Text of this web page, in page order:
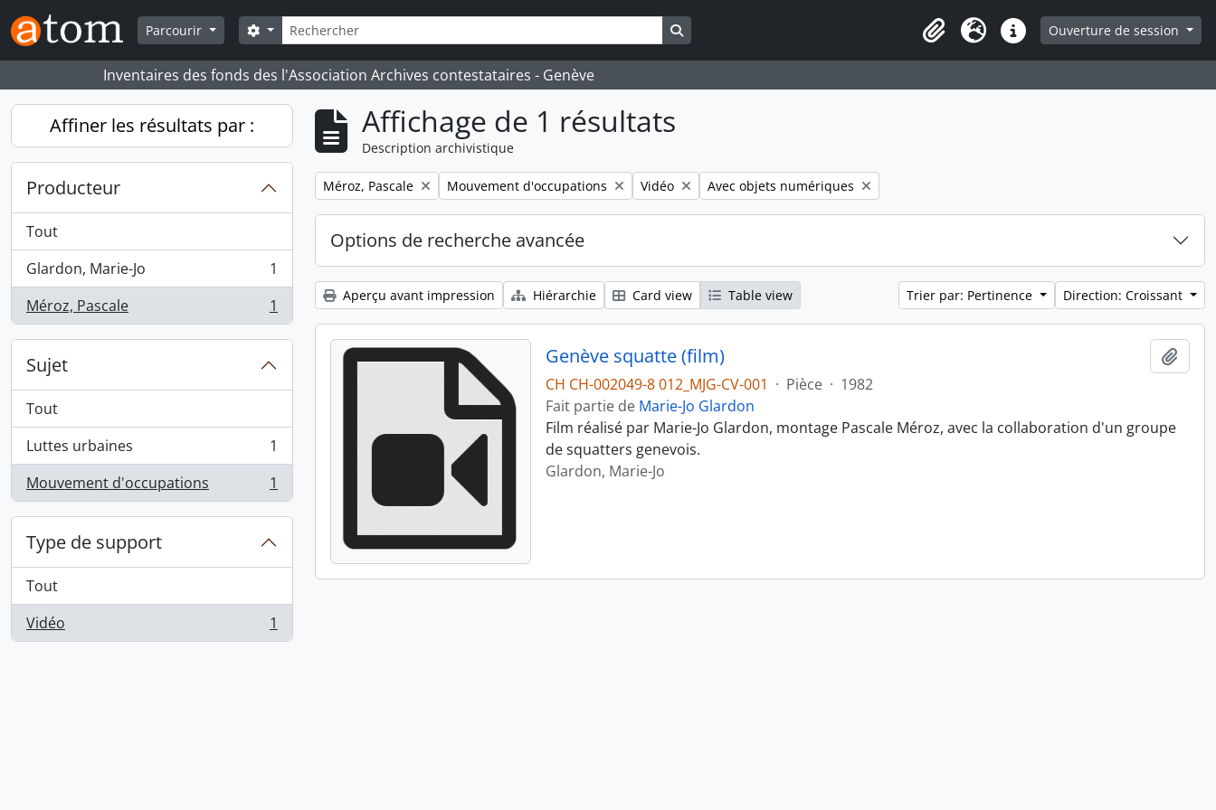
Skip to main content
Parcourir
Rechercher
Search options
Presse-papier
LangueLiens rapidesOuverture de session
Inventaires des fonds des l'Association Archives contestataires - Genève
Affiner les résultats par :
Producteur
Tout
Glardon, Marie-Jo
, 1 résultats
1
Méroz, Pascale
, 1 résultats 1
Sujet
Tout
Luttes urbaines
, 1 résultats
1
Mouvement d'occupations
, 1 résultats 1
Type de support
Tout
Vidéo
, 1 résultats 1
Affichage de 1 résultats
Description archivistique
Remove filter:
Méroz, Pascale Remove filter:
Mouvement d'occupations Remove filter:
Vidéo Remove filter:
Avec objets numériques
Options de recherche avancée
Aperçu avant impression Hiérarchie Card view Table view Trier par: Pertinence Direction: Croissant
Genève squatte (film)
CH CH-002049-8 012_MJG-CV-001 · Pièce · 1982
Fait partie de Marie-Jo Glardon
Film réalisé par Marie-Jo Glardon, montage Pascale Méroz, avec la collaboration d'un groupe
de squatters genevois.
Glardon, Marie-Jo